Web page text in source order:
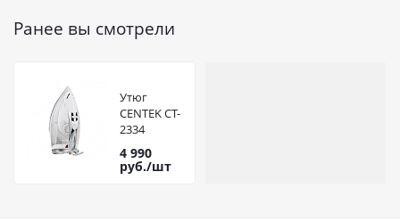
Ранее вы смотрели
Утюг
CENTEK CT-
2334
3200Вт
4 990
руб./шт